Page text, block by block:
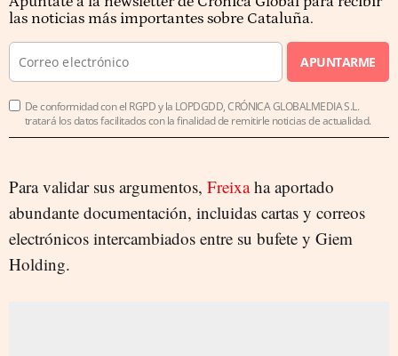
las noticias más importantes sobre Cataluña.
APUNTARME
De conformidad con el RGPD y la LOPDGDD, CRÓNICA GLOBALMEDIA S.L.
tratará los datos facilitados con la finalidad de remitirle noticias de actualidad.
Para validar sus argumentos, Freixaha aportado
abundante documentación, incluidas cartas y correos
electrónicos intercambiados entre su bufete y Giem
Holding.